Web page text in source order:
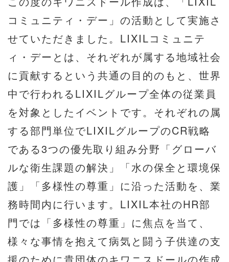
コミュニティ・デー」の活動として実施さ
せていただきました。LIXILコミュニテ
ィ・デーとは、それぞれが属する地域社会
に貢献するという共通の目的のもと、世界
中で行われるLIXILグループ全体の従業員
を対象としたイベントです。それぞれの属
する部門単位でLIXILグループのCR戦略
である3つの優先取り組み分野「グローバ
ルな衛生課題の解決」「水の保全と環境保
護」「多様性の尊重」に沿った活動を、業
務時間内に行います。LIXIL本社のHR部
門では「多様性の尊重」に焦点を当て、
様々な事情を抱えて病気と闘う子供達の支